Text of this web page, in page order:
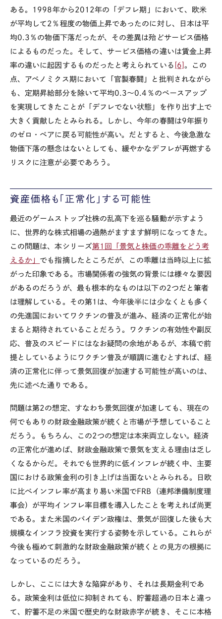
ある。1998年から2012年の「デフレ期」において、欧米
が平均して2％程度の物価上昇であったのに対し、日本は平
均0.3％の物価下落だったが、その差異は殆どサービス価格
によるものだった。そして、サービス価格の違いは賃金上昇
率の違いに起因するものだったと考えられている [6] 。この
点、アベノミクス期において「官製春闘」と批判されながら
も、定期昇給部分を除いて平均0.3～0.4％のベースアップ
を実現してきたことが「デフレでない状態」を作り出す上で
大きく貢献したとみられる。しかし、今年の春闘は9年振り
のゼロ・ベアに戻る可能性が高い。だとすると、今後急激な
物価下落の懸念はないとしても、緩やかなデフレが再燃する
リスクに注意が必要であろう。
資産価格も「正常化」する可能性
最近のゲームストップ社株の乱高下を巡る騒動が示すよう
に、世界的な株式相場の過熱がますます鮮明になってきた。
この問題は、本シリーズ第1回「景気と株価の乖離をどう考
えるか」 でも指摘したところだが、この乖離は当時以上に拡
がった印象である。市場関係者の強気の背景には様々な要因
があるのだろうが、最も根本的なものは以下の2つだと筆者
は理解している。その第1は、今年後半には少なくとも多く
の先進国においてワクチンの普及が進み、経済の正常化が始
まると期待されていることだろう。ワクチンの有効性や副反
応、普及のスピードにはなお疑問の余地があるが、本稿で前
提としているようにワクチン普及が順調に進むとすれば、経
済の正常化に伴って景気回復が加速する可能性が高いのは、
先に述べた通りである。
問題は第2の想定、すなわち景気回復が加速しても、現在の
何でもありの財政金融政策が続くと市場が予想していること
だろう。もちろん、この2つの想定は本来両立しない。経済
の正常化が進めば、財政金融政策で景気を支える理由は乏し
くなるからだ。それでも世界的に低インフレが続く中、主要
国における政策金利の引き上げは当面ないとみられる。日欧
に比べインフレ率が高まり易い米国でFRB（連邦準備制度理
事会）が平均インフレ率目標を導入したことを考えれば尚更
である。また米国のバイデン政権は、景気が回復した後も大
規模なインフラ投資を実行する姿勢を示している。これらが
今後も極めて刺激的な財政金融政策が続くとの見方の根拠に
なっているのだろう。
しかし、ここには大きな陥穽があり、それは長期金利であ
る。政策金利は低位に抑制されても、貯蓄超過の日本と違っ
て、貯蓄不足の米国で歴史的な財政赤字が続き、そこに本格